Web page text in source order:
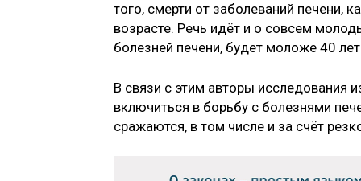
того, смерти от заболеваний печени,
возрасте. Речь идёт и о совсем
болезней печени, будет моложе 40
В связи с этим авторы исследования
включиться в борьбу с болезнями
сражаются, в том числе и за счёт